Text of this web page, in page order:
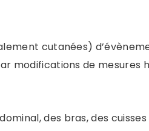
cutanées)
modifications de mesures
des bras, des